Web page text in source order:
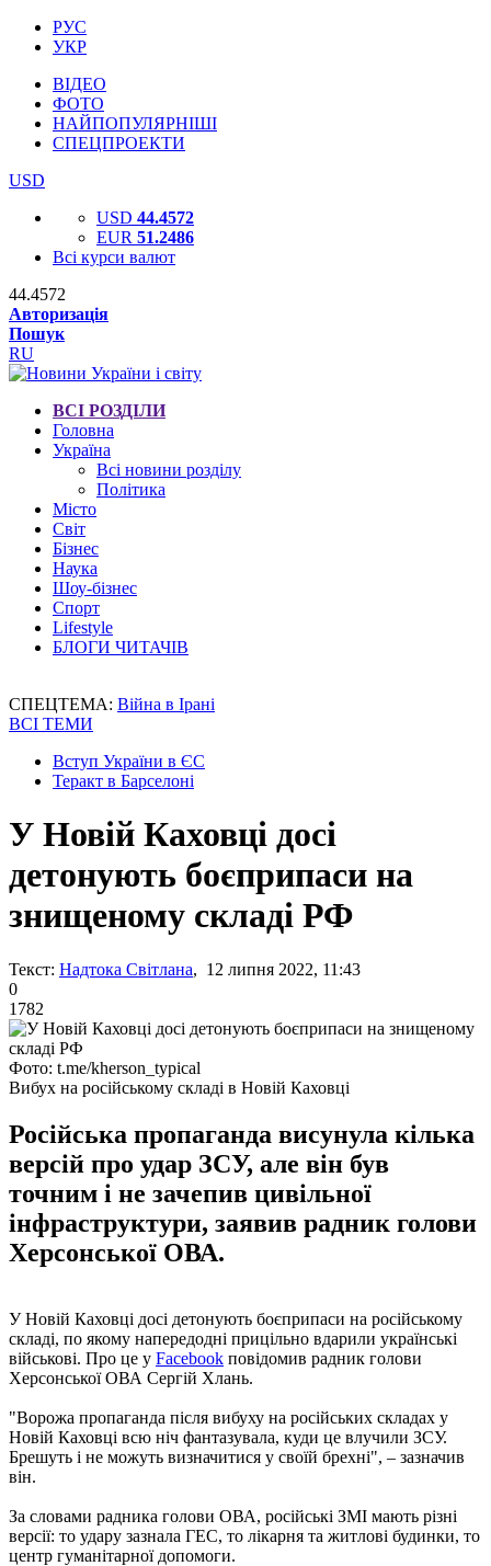
РУС
УКР
ВІДЕО
ФОТО
НАЙПОПУЛЯРНІШІ
СПЕЦПРОЕКТИ
USD
USD 44.4572
EUR 51.2486
Всі курси валют
44.4572
Авторизація
Пошук
RU
ВСІ РОЗДІЛИ
Головна
Україна
Всі новини розділу
Політика
Місто
Світ
Бізнес
Наука
Шоу-бізнес
Спорт
Lifestyle
БЛОГИ ЧИТАЧІВ
СПЕЦТЕМА: Війна в Ірані
ВСІ ТЕМИ
Вступ України в ЄС
Теракт в Барселоні
У Новій Каховці досі
детонують боєприпаси на
знищеному складі РФ
Текст: Надтока Світлана, 12 липня 2022, 11:43
0
1782
Фото: t.me/kherson_typical
Вибух на російському складі в Новій Каховці
Російська пропаганда висунула кілька
версій про удар ЗСУ, але він був
точним і не зачепив цивільної
інфраструктури, заявив радник голови
Херсонської ОВА.
У Новій Каховці досі детонують боєприпаси на російському
складі, по якому напередодні прицільно вдарили українські
військові. Про це у Facebook повідомив радник голови
Херсонської ОВА Сергій Хлань.
"Ворожа пропаганда після вибуху на російських складах у
Новій Каховці всю ніч фантазувала, куди це влучили ЗСУ.
Брешуть і не можуть визначитися у своїй брехні", – зазначив
він.
За словами радника голови ОВА, російські ЗМІ мають різні
версії: то удару зазнала ГЕС, то лікарня та житлові будинки, то
центр гуманітарної допомоги.